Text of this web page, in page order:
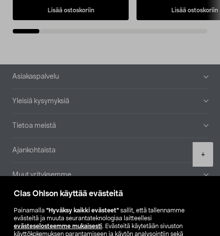
Clas Ohlson käyttää evästeitä
Painamalla ”Hyväksy kaikki evästeet” sallit, että tallennamme
evästeitä ja muuta seurantateknologiaa laitteellesi
evästeselosteemme mukaisesti. Evästeitä käytetään sivuston
käyttökokemuksen parantamiseen ja käytön analysointiin sekä
+
Lisää ostoskoriin Lisää ostoskoriin
Alatunniste
Asiakaspalvelu
Yleisiä kysymyksiä
Tietoa meistä
Ajankohtaista
Muut yrityksemme
Etsi myymälä
SE NO FI